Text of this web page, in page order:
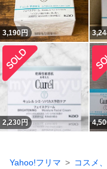
3,190円
2,230円
Yahoo!フリマ
コスメ